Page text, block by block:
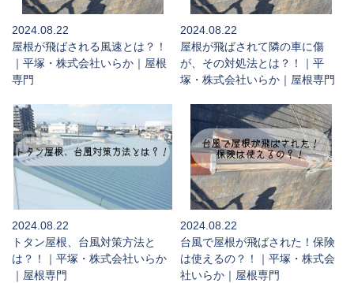
2024.08.22
屋根が飛ばされる風速とは？！
｜平塚・株式会社いらか｜屋根
専門
2024.08.22
屋根が飛ばされて隣の車に傷
が、その対処法とは？！｜平
塚・株式会社いらか｜屋根専門
2024.08.22
トタン屋根、台風対策方法と
は？！｜平塚・株式会社いらか
｜屋根専門
2024.08.22
台風で屋根が飛ばされた！保険
は使えるの？！｜平塚・株式会
社いらか｜屋根専門